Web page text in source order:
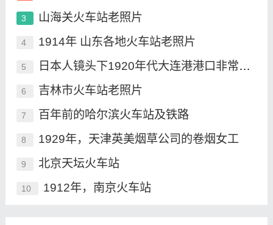
3 山海关火车站老照片
4 1914年 山东各地火车站老照片
5 日本人镜头下1920年代大连港港口非常繁华
6 吉林市火车站老照片
7 百年前的哈尔滨火车站及铁路
8 1929年，天津英美烟草公司的卷烟女工
9 北京天坛火车站
10 1912年，南京火车站